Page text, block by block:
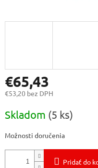
€65,43
€53,20 bez DPH
cena:
Skladom (5 ks)
Možnosti doručenia
Pridať do